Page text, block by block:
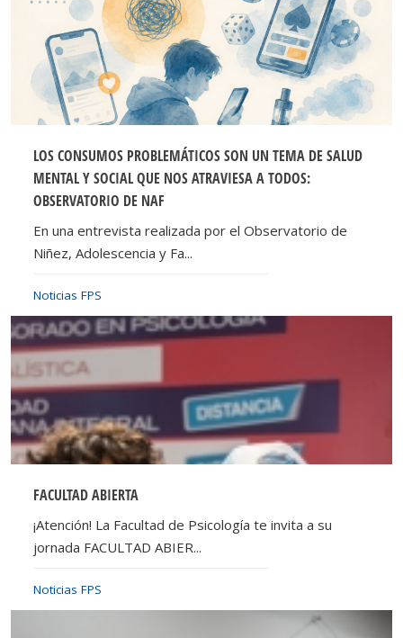
LOS CONSUMOS PROBLEMÁTICOS SON UN TEMA DE SALUD
MENTAL Y SOCIAL QUE NOS ATRAVIESA A TODOS:
OBSERVATORIO DE NAF
Noticias FPS
En una entrevista realizada por el Observatorio de
Niñez, Adolescencia y Fa...
FACULTAD ABIERTA
Noticias FPS
¡Atención! La Facultad de Psicología te invita a su
jornada FACULTAD ABIER...